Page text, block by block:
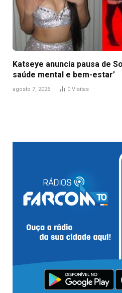
Katseye anuncia pausa de
saúde mental e bem-estar’
agosto 7, 2026 0 Visitas